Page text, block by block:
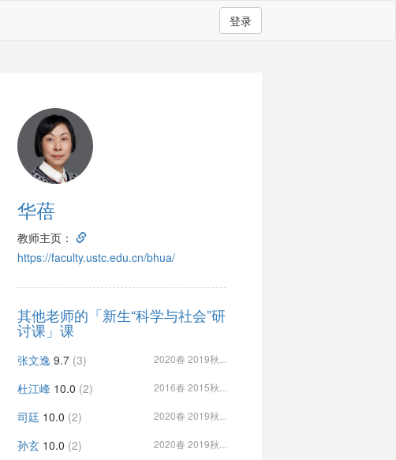
登录
华蓓
教师主页：
https://faculty.ustc.edu.cn/bhua/
其他老师的「新生“科学与社会”研
讨课」课
张文逸 9.7 (3) 2020春 2019秋...
杜江峰 10.0 (2) 2016春 2015秋...
司廷 10.0 (2) 2020春 2019秋...
孙玄 10.0 (2) 2020春 2019秋...